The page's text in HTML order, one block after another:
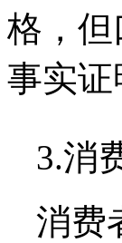
格，
事实证
3.消
消费